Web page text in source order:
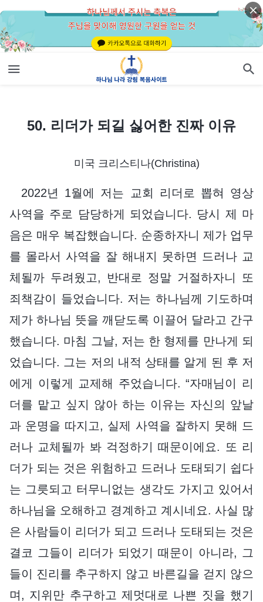
50. 리더가 되길 싫어한 진짜 이유
50. 리더가 되길 싫어한 진짜 이유
미국 크리스티나(Christina)
2022년 1월에 저는 교회 리더로 뽑혀 영상
사역을 주로 담당하게 되었습니다. 당시 제 마
음은 매우 복잡했습니다. 순종하자니 제가 업무
를 몰라서 사역을 잘 해내지 못하면 드러나 교
체될까 두려웠고, 반대로 정말 거절하자니 또
죄책감이 들었습니다. 저는 하나님께 기도하며
제가 하나님 뜻을 깨닫도록 이끌어 달라고 간구
했습니다. 마침 그날, 저는 한 형제를 만나게 되
었습니다. 그는 저의 내적 상태를 알게 된 후 저
에게 이렇게 교제해 주었습니다. “자매님이 리
더를 맡고 싶지 않아 하는 이유는 자신의 앞날
과 운명을 따지고, 실제 사역을 잘하지 못해 드
러나 교체될까 봐 걱정하기 때문이에요. 또 리
더가 되는 것은 위험하고 드러나 도태되기 쉽다
는 그릇되고 터무니없는 생각도 가지고 있어서
하나님을 오해하고 경계하고 계시네요. 사실 많
은 사람들이 리더가 되고 드러나 도태되는 것은
결코 그들이 리더가 되었기 때문이 아니라, 그
들이 진리를 추구하지 않고 바른길을 걷지 않으
며, 지위만 추구하고 제멋대로 나쁜 짓을 했기